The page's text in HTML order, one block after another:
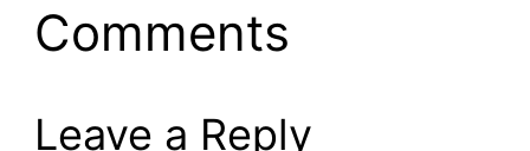
Comments
Leave a Reply